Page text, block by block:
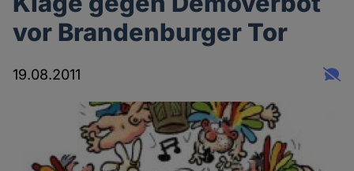
vor Brandenburger Tor
19.08.2011